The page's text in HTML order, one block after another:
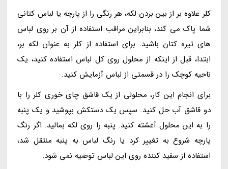
کلر علاوه بر از بین بردن لکه، هر رنگی را از پارچه یا لباس کتانی
شما پاک می کند، بنابراین مراقب استفاده از آن بر روی لباس
های تیره کتان باشید. برای استفاده از کلر به عنوان لکه بر،
ابتدا، قبل از اینکه از محلول روی کل لباس استفاده کنید، یک
ناحیه کوچک را در قسمتی از لباس آزمایش کنید.
برای انجام این کار، محلولی از یک قاشق چای خوری کلر را با
دو قاشق آب حل کنید. سپس یک دستکش بپوشید و یک پنبه
را به این محلول آغشته کنید. پنبه را روی لکه بمالید. اگر رنگ
پارچه شروع به تغییر کرد یا رنگ لباس به پنبه منتقل شد،
استفاده از سفید کننده روی این لباس توصیه نمی شود.